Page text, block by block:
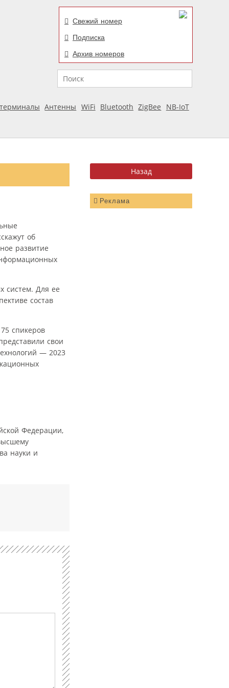
Свежий номер
Подписка
Архив номеров
Поиск
Антенны WiFi Bluetooth ZigBee
NB-IoT
Реклама
об
развитие
систем. Для ее
состав
спикеров
свои
— 2023
Федерации,
науки и